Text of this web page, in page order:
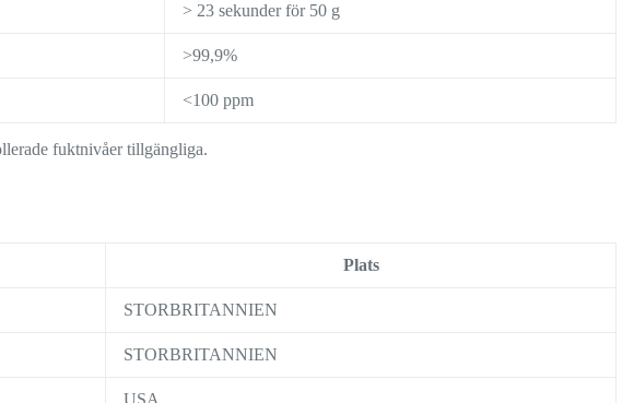
> 23 sekunder för 50 g
>99,9%
<100 ppm
fuktnivåer tillgängliga.
Plats
STORBRITANNIEN
STORBRITANNIEN
USA